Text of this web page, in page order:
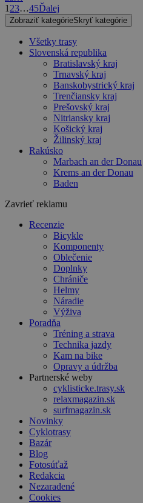
1 23…45Ďalej
Zobraziť kategórieSkryť kategórie
Všetky trasy
Slovenská republika
Bratislavský kraj
Trnavský kraj
Banskobystrický kraj
Trenčiansky kraj
Prešovský kraj
Nitriansky kraj
Košický kraj
Žilinský kraj
Rakúsko
Marbach an der Donau
Krems an der Donau
Baden
Zavrieť reklamu
Recenzie
Bicykle
Komponenty
Oblečenie
Doplnky
Chrániče
Helmy
Náradie
Výživa
Poradňa
Tréning a strava
Technika jazdy
Kam na bike
Opravy a údržba
Partnerské weby
cyklisticke.trasy.sk
relaxmagazin.sk
surfmagazin.sk
Novinky
Cyklotrasy
Bazár
Blog
Fotosúťaž
Redakcia
Nezaradené
Cookies